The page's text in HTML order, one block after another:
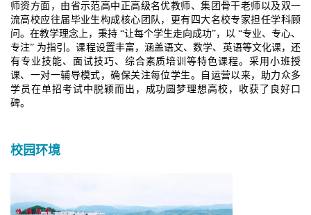
师资方面，由省示范高中正高级名优教师、集团骨干老师以及双一
流高校应往届毕业生构成核心团队，更有四大名校专家担任学科顾
问。在教学理念上，秉持 “让每个学生走向成功”，以 “专业、专心、
专注” 为指引。课程设置丰富，涵盖语文、数学、英语等文化课，还
有专业技能、面试技巧、综合素质培训等特色课程。采用小班授
课、一对一辅导模式，确保关注每位学生。自运营以来，助力众多
学员在单招考试中脱颖而出，成功圆梦理想高校，收获了良好口
碑。​
校园环境